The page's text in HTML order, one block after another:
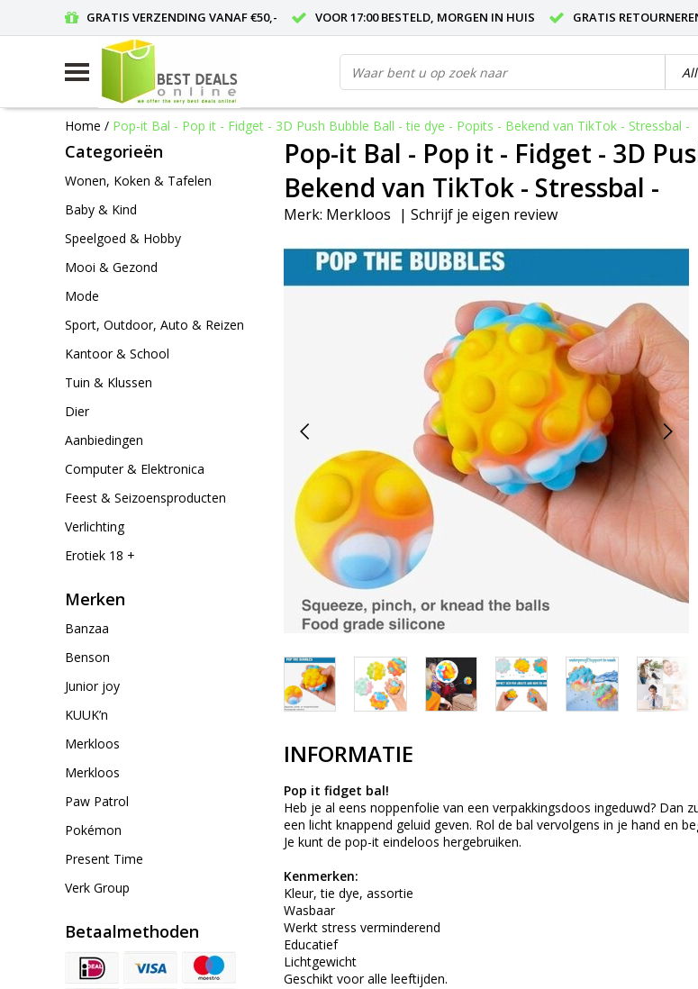
GRATIS VERZENDING VANAF €50,- VOOR 17:00 BESTELD, MORGEN IN HUIS GRATIS
Home / Pop-it Bal - Pop it - Fidget - 3D Push Bubble Ball - tie dye - Popits - Bekend van TikTok - Stressbal -
Categorieën
Wonen, Koken & Tafelen
Baby & Kind
Speelgoed & Hobby
Mooi & Gezond
Mode
Sport, Outdoor, Auto & Reizen
Kantoor & School
Tuin & Klussen
Dier
Aanbiedingen
Computer & Elektronica
Feest & Seizoensproducten
Verlichting
Erotiek 18 +
Merken
Banzaa
Benson
Junior joy
KUUK’n
Merkloos
Merkloos
Paw Patrol
Pokémon
Present Time
Verk Group
Betaalmethoden
Pop-it Bal - Pop it - Fidget - 3D
Bekend van TikTok - Stressbal -
Merk: Merkloos | Schrijf je eigen review
INFORMATIE
Pop it fidget bal!
Heb je al eens noppenfolie van een verpakkingsdoos ingeduwd? Dan
een licht knappend geluid geven. Rol de bal vervolgens in je hand en
Je kunt de pop-it eindeloos hergebruiken.
Kenmerken:
Kleur, tie dye, assortie
Wasbaar
Werkt stress verminderend
Educatief
Lichtgewicht
Geschikt voor alle leeftijden.